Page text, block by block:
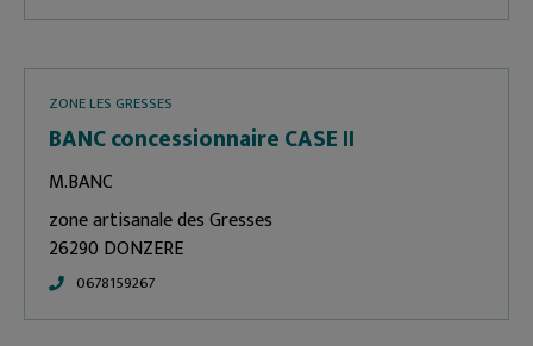
ZONE LES GRESSES
BANC concessionnaire CASE II
M.BANC
zone artisanale des Gresses
26290 DONZERE
0678159267